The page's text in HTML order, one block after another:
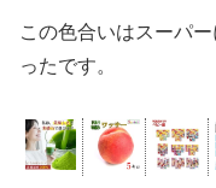
この色合いはスーパ
ったです。